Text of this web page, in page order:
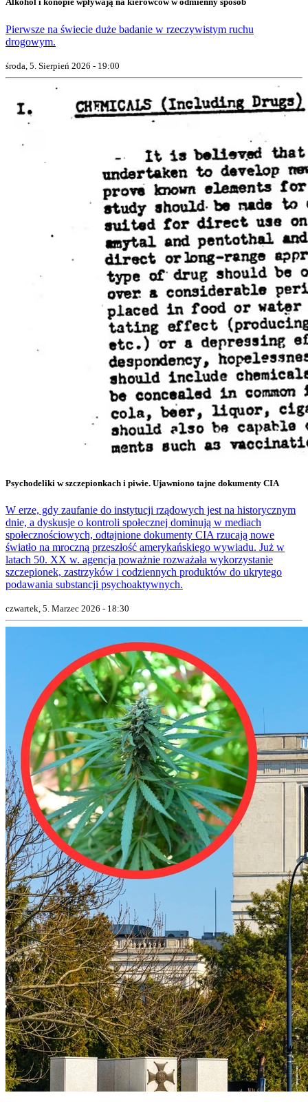
Pierwsze na świecie duże badanie w rzeczywistym ruchu
drogowym.
środa, 5. Sierpień 2026 - 19:00
Psychodeliki w szczepionkach i piwie. Ujawniono tajne dokumenty CIA
W erze, gdy zaufanie do instytucji rządowych jest na historycznym
dnie, a dyskusje o kontroli społecznej dominują w mediach
społecznościowych, odtajnione dokumenty CIA rzucają nowe
światło na mroczną przeszłość amerykańskiego wywiadu. Już w
latach 50. XX w. agencja poważnie rozważała wykorzystanie
szczepionek, zastrzyków i codziennych produktów do ukrytego
podawania substancji psychoaktywnych.
czwartek, 5. Marzec 2026 - 18:30